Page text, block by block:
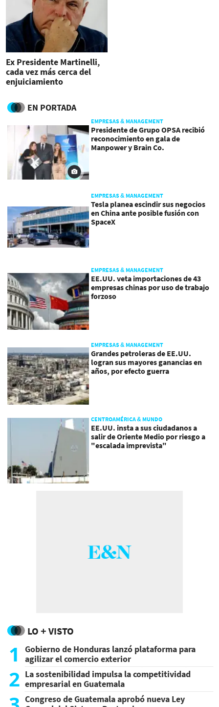
Ex Presidente Martinelli,
cada vez más cerca del
enjuiciamiento
EN PORTADA
EMPRESAS & MANAGEMENT
Presidente de Grupo OPSA recibió
reconocimiento en gala de
Manpower y Brain Co.
EMPRESAS & MANAGEMENT
Tesla planea escindir sus negocios
en China ante posible fusión con
SpaceX
EMPRESAS & MANAGEMENT
EE.UU. veta importaciones de 43
empresas chinas por uso de trabajo
forzoso
EMPRESAS & MANAGEMENT
Grandes petroleras de EE.UU.
logran sus mayores ganancias en
años, por efecto guerra
CENTROAMÉRICA & MUNDO
EE.UU. insta a sus ciudadanos a
salir de Oriente Medio por riesgo a
"escalada imprevista"
LO + VISTO
1
Gobierno de Honduras lanzó plataforma para
agilizar el comercio exterior
2 La sostenibilidad impulsa la competitividad
empresarial en Guatemala
Congreso de Guatemala aprobó nueva Ley